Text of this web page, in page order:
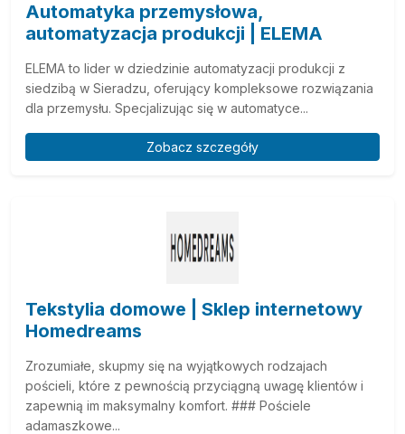
Automatyka przemysłowa,
automatyzacja produkcji | ELEMA
ELEMA to lider w dziedzinie automatyzacji produkcji z
siedzibą w Sieradzu, oferujący kompleksowe rozwiązania
dla przemysłu. Specjalizując się w automatyce...
Zobacz szczegóły
Tekstylia domowe | Sklep internetowy
Homedreams
Zrozumiałe, skupmy się na wyjątkowych rodzajach
pościeli, które z pewnością przyciągną uwagę klientów i
zapewnią im maksymalny komfort. ### Pościele
adamaszkowe...